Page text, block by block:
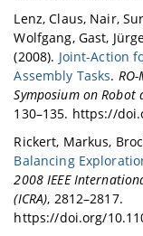
Lenz, Claus, Nair,
Wolfgang, Gast,
(2008). Joint-Action
Assembly Tasks.
Symposium on
130–135. https://
Rickert, Markus,
Balancing
2008 IEEE
(ICRA), 2812–2817.
https://doi.org/